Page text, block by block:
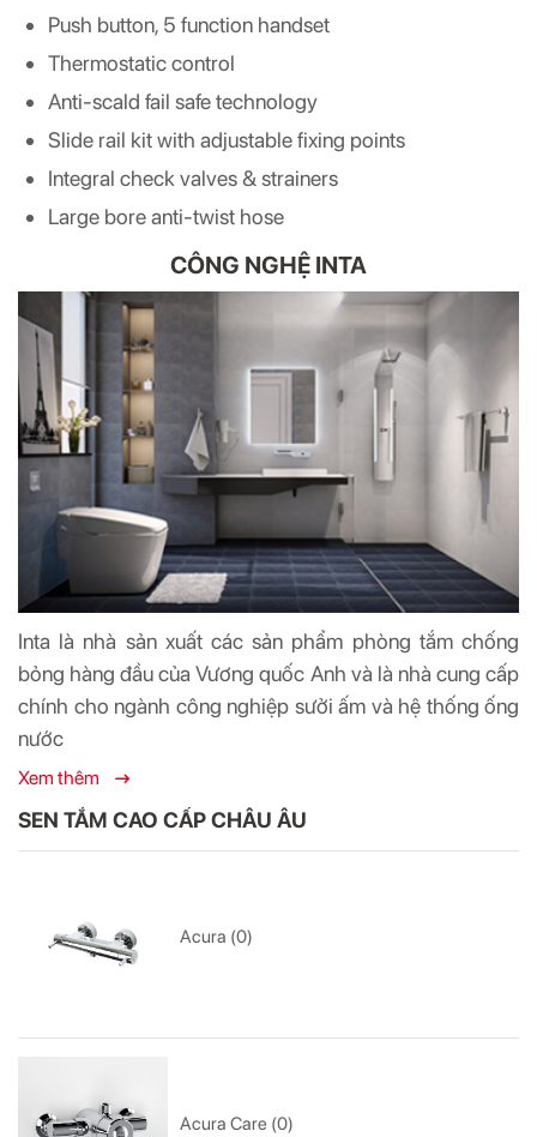
Push button, 5 function handset
Thermostatic control
Anti-scald fail safe technology
Slide rail kit with adjustable fixing points
Integral check valves & strainers
Large bore anti-twist hose
CÔNG NGHỆ INTA
Inta là nhà sản xuất các sản phẩm phòng tắm chống
bỏng hàng đầu của Vương quốc Anh và là nhà cung cấp
chính cho ngành công nghiệp sưởi ấm và hệ thống ống
nước
Xem thêm
SEN TẮM CAO CẤP CHÂU ÂU
Acura (0)
Acura Care (0)